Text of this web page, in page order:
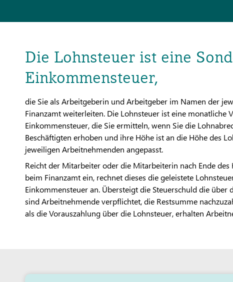
Die Lohnsteuer ist eine
Einkommensteuer,
die Sie als Arbeitgeberin und Arbeitgeber im Namen der
Finanzamt weiterleiten. Die Lohnsteuer ist eine monatliche
Einkommensteuer, die Sie ermitteln, wenn Sie die
Beschäftigten erhoben und ihre Höhe ist an die Höhe des
jeweiligen Arbeitnehmenden angepasst.
Reicht der Mitarbeiter oder die Mitarbeiterin nach Ende
beim Finanzamt ein, rechnet dieses die geleistete
Einkommensteuer an. Übersteigt die Steuerschuld die über
sind Arbeitnehmende verpflichtet, die Restsumme
als die Vorauszahlung über die Lohnsteuer, erhalten